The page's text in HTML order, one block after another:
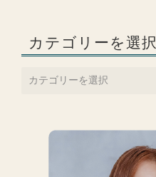
カテゴリーを選択